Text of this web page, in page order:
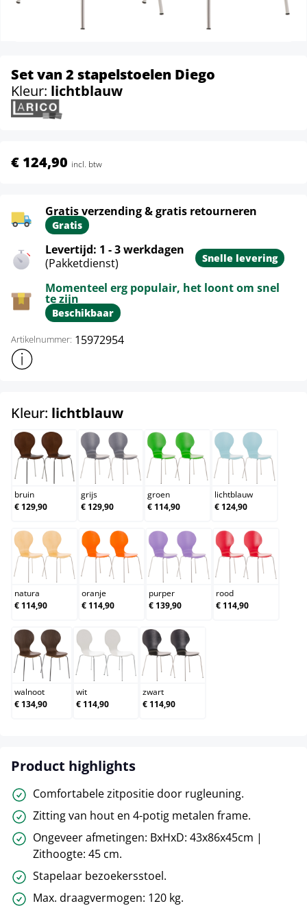
Set van 2 stapelstoelen Diego
Kleur: lichtblauw
€ 124,90 incl. btw
Gratis verzending & gratis retourneren
Gratis
Levertijd: 1 - 3 werkdagen
(Pakketdienst)
Snelle levering
Momenteel erg populair, het loont om snel
te zijn
Beschikbaar
Artikelnummer: 15972954
Toon meer productinformatie
Kleur: lichtblauwselect
bruin
bruin
€ 129,90
grijs
grijs
€ 129,90
groen
groen
€ 114,90
lichtblauw
lichtblauw
€ 124,90
natura
natura
€ 114,90
oranje
oranje
€ 114,90
purper
purper
€ 139,90
rood
rood
€ 114,90
walnoot
walnoot
€ 134,90
wit
wit
€ 114,90
zwart
zwart
€ 114,90
Product highlights
Comfortabele zitpositie door rugleuning.
Zitting van hout en 4-potig metalen frame.
Ongeveer afmetingen: BxHxD: 43x86x45cm |
Zithoogte: 45 cm.
Stapelaar bezoekersstoel.
Max. draagvermogen: 120 kg.